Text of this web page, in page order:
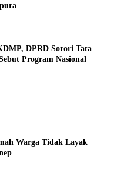
DPRD Sorori Tata
Program Nasional
Warga Tidak Layak